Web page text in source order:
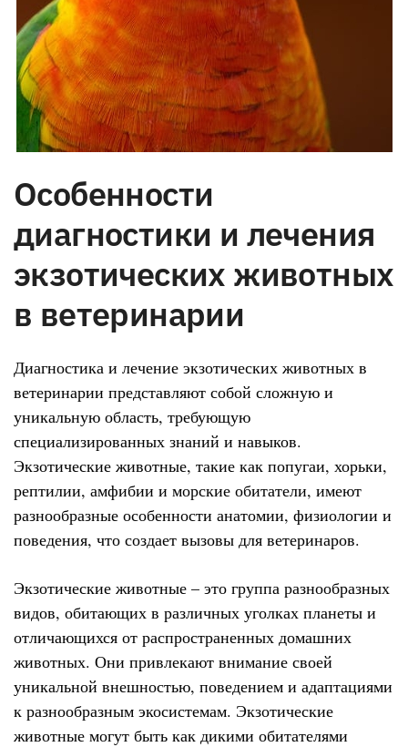
Особенности
диагностики и лечения
экзотических животных
в ветеринарии
Диагностика и лечение экзотических животных в
ветеринарии представляют собой сложную и
уникальную область, требующую
специализированных знаний и навыков.
Экзотические животные, такие как попугаи, хорьки,
рептилии, амфибии и морские обитатели, имеют
разнообразные особенности анатомии, физиологии и
поведения, что создает вызовы для ветеринаров.
Экзотические животные – это группа разнообразных
видов, обитающих в различных уголках планеты и
отличающихся от распространенных домашних
животных. Они привлекают внимание своей
уникальной внешностью, поведением и адаптациями
к разнообразным экосистемам. Экзотические
животные могут быть как дикими обитателями